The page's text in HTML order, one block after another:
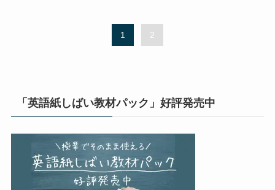
1 2
「英語紙しばい教材パック」好評発売中